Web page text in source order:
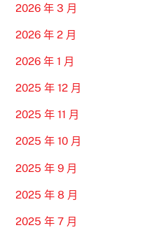
2026 年 3 月
2026 年 2 月
2026 年 1 月
2025 年 12 月
2025 年 11 月
2025 年 10 月
2025 年 9 月
2025 年 8 月
2025 年 7 月